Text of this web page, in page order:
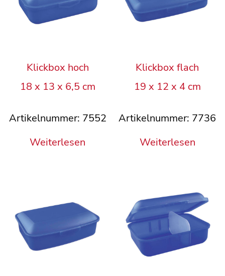
Klickbox flach
19 x 12 x 4 cm
Artikelnummer: 7736
Weiterlesen
Klickbox hoch
18 x 13 x 6,5 cm
Artikelnummer: 7552
Weiterlesen